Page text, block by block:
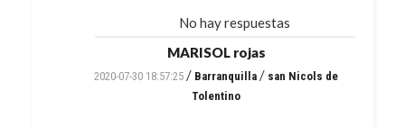
No hay respuestas
MARISOL rojas
2020-07-30 18:57:25 / Barranquilla / san Nicols de
Tolentino